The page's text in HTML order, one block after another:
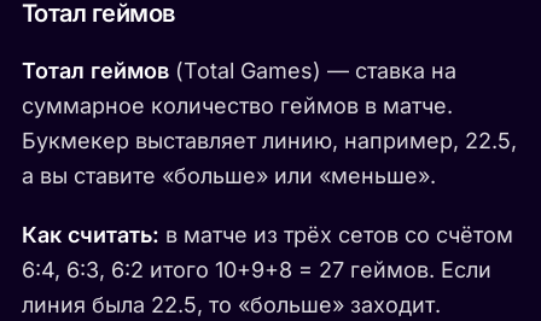
Тотал геймов
Тотал геймов(Total Games) — ставка на
суммарное количество геймов в матче.
Букмекер выставляет линию, например, 22.5,
а вы ставите «больше» или «меньше».
Как считать: в матче из трёх сетов со счётом
6:4, 6:3, 6:2 итого 10+9+8 = 27 геймов. Если
линия была 22.5, то «больше» заходит.